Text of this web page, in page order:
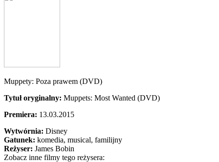
Muppety: Poza prawem (DVD)
Tytuł oryginalny: Muppets: Most Wanted (DVD)
Premiera: 13.03.2015
Wytwórnia: Disney
Gatunek: komedia, musical, familijny
Reżyser: James Bobin
Zobacz inne filmy tego reżysera: